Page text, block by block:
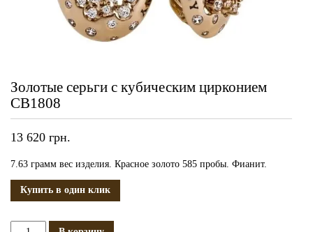
Золотые серьги с кубическим цирконием
СВ1808
13 620 грн.
7.63 грамм вес изделия. Красное золото 585 пробы. Фианит.
Купить в один клик
Количество